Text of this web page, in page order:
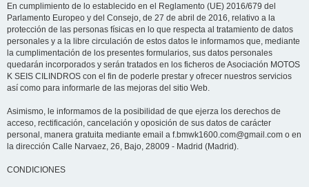
En cumplimiento de lo establecido en el Reglamento (UE) 2016/679 del
Parlamento Europeo y del Consejo, de 27 de abril de 2016, relativo a la
protección de las personas físicas en lo que respecta al tratamiento de datos
personales y a la libre circulación de estos datos le informamos que, mediante
la cumplimentación de los presentes formularios, sus datos personales
quedarán incorporados y serán tratados en los ficheros de Asociación MOTOS
K SEIS CILINDROS con el fin de poderle prestar y ofrecer nuestros servicios
así como para informarle de las mejoras del sitio Web.
Asimismo, le informamos de la posibilidad de que ejerza los derechos de
acceso, rectificación, cancelación y oposición de sus datos de carácter
personal, manera gratuita mediante email a f.bmwk1600.com@gmail.com o en
la dirección Calle Narvaez, 26, Bajo, 28009 - Madrid (Madrid).
CONDICIONES